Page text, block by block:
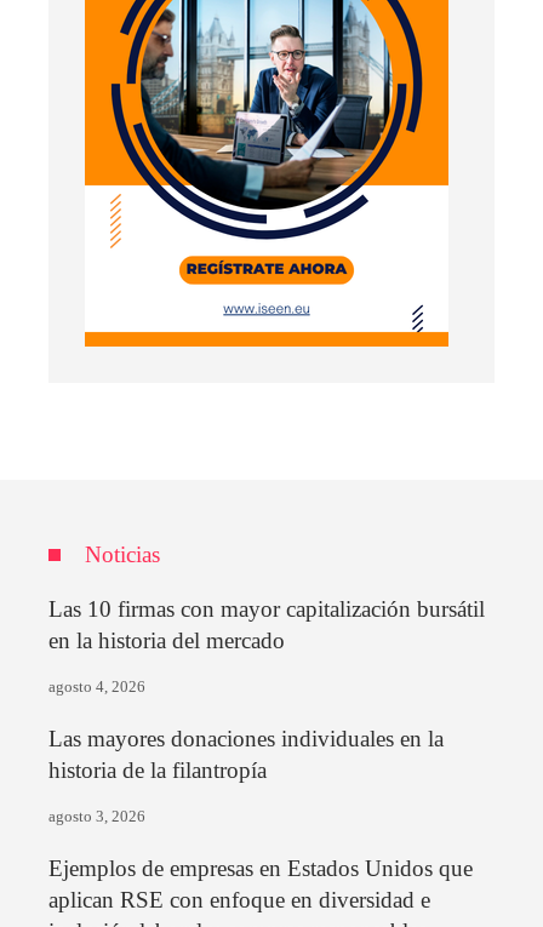
Noticias
Las 10 firmas con mayor capitalización bursátil
en la historia del mercado
agosto 4, 2026
Las mayores donaciones individuales en la
historia de la filantropía
agosto 3, 2026
Ejemplos de empresas en Estados Unidos que
aplican RSE con enfoque en diversidad e